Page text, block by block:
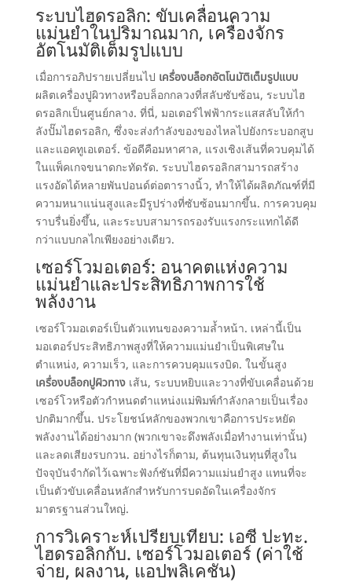
ระบบไฮดรอลิก: ขับเคลื่อนความ
แม่นยำในปริมาณมาก, เครื่องจักร
อัตโนมัติเต็มรูปแบบ
เมื่อการอภิปรายเปลี่ยนไป เครื่องบล็อกอัตโนมัติเต็มรูปแบบ
ผลิตเครื่องปูผิวทางหรือบล็อกกลวงที่สลับซับซ้อน, ระบบไฮ
ดรอลิกเป็นศูนย์กลาง. ที่นี่, มอเตอร์ไฟฟ้ากระแสสลับให้กำ
ลังปั๊มไฮดรอลิก, ซึ่งจะส่งกำลังของของไหลไปยังกระบอกสูบ
และแอคทูเอเตอร์. ข้อดีคือมหาศาล, แรงเชิงเส้นที่ควบคุมได้
ในแพ็คเกจขนาดกะทัดรัด. ระบบไฮดรอลิกสามารถสร้าง
แรงอัดได้หลายพันปอนด์ต่อตารางนิ้ว, ทำให้ได้ผลิตภัณฑ์ที่มี
ความหนาแน่นสูงและมีรูปร่างที่ซับซ้อนมากขึ้น. การควบคุม
ราบรื่นยิ่งขึ้น, และระบบสามารถรองรับแรงกระแทกได้ดี
กว่าแบบกลไกเพียงอย่างเดียว.
เซอร์โวมอเตอร์: อนาคตแห่งความ
แม่นยำและประสิทธิภาพการใช้
พลังงาน
เซอร์โวมอเตอร์เป็นตัวแทนของความล้ำหน้า. เหล่านี้เป็น
มอเตอร์ประสิทธิภาพสูงที่ให้ความแม่นยำเป็นพิเศษใน
ตำแหน่ง, ความเร็ว, และการควบคุมแรงบิด. ในขั้นสูง
เครื่องบล็อกปูผิวทาง เส้น, ระบบหยิบและวางที่ขับเคลื่อนด้วย
เซอร์โวหรือตัวกำหนดตำแหน่งแม่พิมพ์กำลังกลายเป็นเรื่อง
ปกติมากขึ้น. ประโยชน์หลักของพวกเขาคือการประหยัด
พลังงานได้อย่างมาก (พวกเขาจะดึงพลังเมื่อทำงานเท่านั้น)
และลดเสียงรบกวน. อย่างไรก็ตาม, ต้นทุนเงินทุนที่สูงใน
ปัจจุบันจำกัดไว้เฉพาะฟังก์ชันที่มีความแม่นยำสูง แทนที่จะ
เป็นตัวขับเคลื่อนหลักสำหรับการบดอัดในเครื่องจักร
มาตรฐานส่วนใหญ่.
การวิเคราะห์เปรียบเทียบ: เอซี ปะทะ.
ไฮดรอลิกกับ. เซอร์โวมอเตอร์ (ค่าใช้
จ่าย, ผลงาน, แอปพลิเคชัน)